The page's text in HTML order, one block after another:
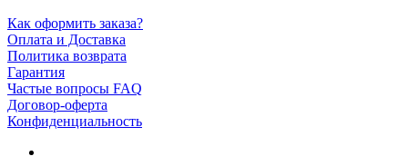
Как оформить заказа?
Оплата и Доставка
Политика возврата
Гарантия
Частые вопросы FAQ
Договор-оферта
Конфиденциальность